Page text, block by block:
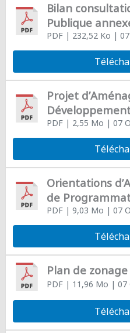
Bilan
Publique
PDF| 232,52 Ko |
Projet
PDF| 2,55 Mo | 07
Orientations
de
PDF| 9,03 Mo | 07
Plan de zonage
PDF| 11,96 Mo | 07